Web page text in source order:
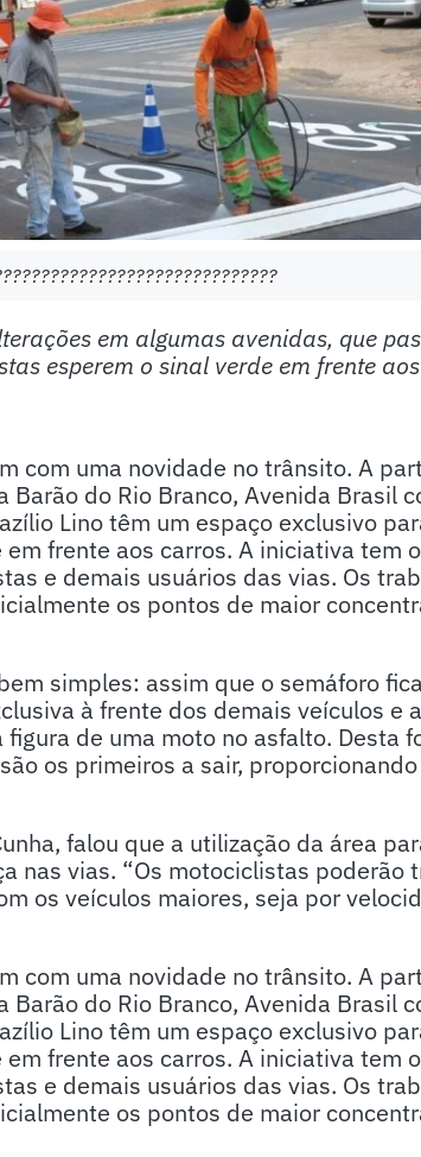
em algumas avenidas, que
esperem o sinal verde em frente
com uma novidade no trânsito. A
do Rio Branco, Avenida Brasil
Lino têm um espaço exclusivo
frente aos carros. A iniciativa tem
e demais usuários das vias. Os
os pontos de maior
simples: assim que o semáforo
à frente dos demais veículos e
de uma moto no asfalto. Desta
os primeiros a sair,
falou que a utilização da área
nas vias. “Os motociclistas poderão
os veículos maiores, seja por
com uma novidade no trânsito. A
do Rio Branco, Avenida Brasil
Lino têm um espaço exclusivo
frente aos carros. A iniciativa tem
e demais usuários das vias. Os
os pontos de maior